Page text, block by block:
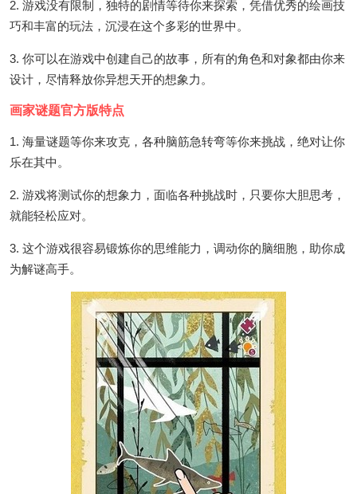
2. 游戏没有限制，独特的剧情等待你来探索，凭借优秀的绘画技
巧和丰富的玩法，沉浸在这个多彩的世界中。
3. 你可以在游戏中创建自己的故事，所有的角色和对象都由你来
设计，尽情释放你异想天开的想象力。
画家谜题官方版特点
1. 海量谜题等你来攻克，各种脑筋急转弯等你来挑战，绝对让你
乐在其中。
2. 游戏将测试你的想象力，面临各种挑战时，只要你大胆思考，
就能轻松应对。
3. 这个游戏很容易锻炼你的思维能力，调动你的脑细胞，助你成
为解谜高手。